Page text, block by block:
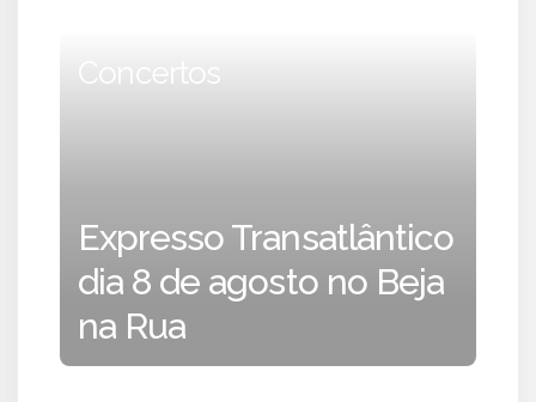
Concertos
Expresso Transatlântico
dia 8 de agosto no Beja
na Rua